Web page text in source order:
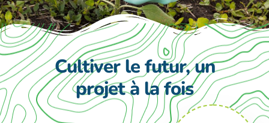
Cultiver le futur, un
projet à la fois